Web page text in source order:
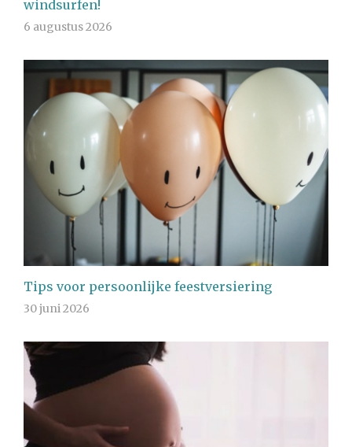
windsurfen!
6 augustus 2026
Tips voor persoonlijke feestversiering
30 juni 2026